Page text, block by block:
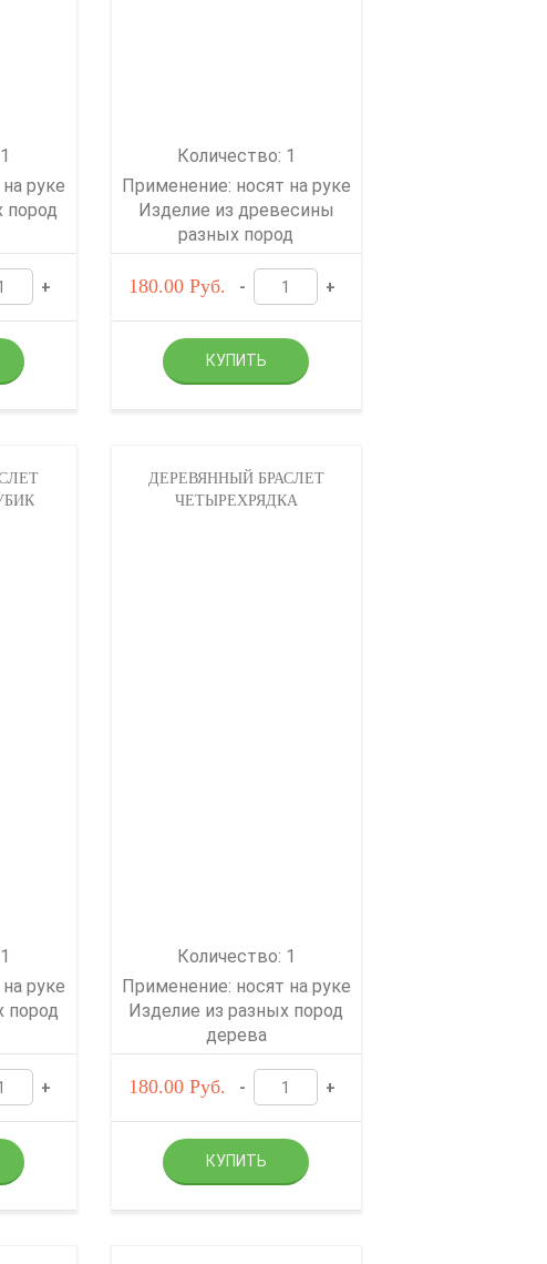
руке
пород
+
Количество: 1
Применение: носят на руке
Изделие из древесины
разных пород
180.00 Руб. - +
руке
пород
+
ДЕРЕВЯННЫЙ БРАСЛЕТ
ЧЕТЫРЕХРЯДКА
Количество: 1
Применение: носят на руке
Изделие из разных пород
дерева
180.00 Руб. - +